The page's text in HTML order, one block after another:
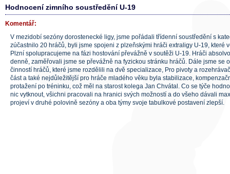
Hodnocení zimního soustředění U-19
Komentář:
V mezidobí sezóny dorostenecké ligy, jsme pořádali třídenní soustředění s
zúčastnilo 20 hráčů, byli jsme spojeni z plzeňskými hráči extraligy U-19, které
Plzní spolupracujeme na fázi hostování převážně v soutěži U-19. Hráči
denně, zaměřovali jsme se převážně na fyzickou stránku hráčů. Dále jsme se
činností hráčů, které jsme rozdělili na dvě specializace, Pro pivoty a
část a také nejdůležitější pro hráče mladého věku byla stabilizace,
protažení po tréninku, což měl na starost kolega Jan Chvátal. Co se týče
nic vytknout, všichni pracovali na hranici svých možností a do všeho dávali
projeví v druhé polovině sezóny a oba týmy svoje tabulkové postavení zlepší.